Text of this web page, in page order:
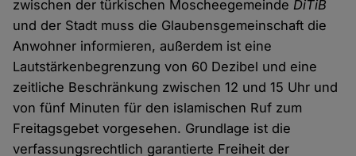
zwischen der türkischen MoscheegemeindeDiTiB
und der Stadt muss die Glaubensgemeinschaft die
Anwohner informieren, außerdem ist eine
Lautstärkenbegrenzung von 60 Dezibel und eine
zeitliche Beschränkung zwischen 12 und 15 Uhr und
von fünf Minuten für den islamischen Ruf zum
Freitagsgebet vorgesehen. Grundlage ist die
verfassungsrechtlich garantierte Freiheit der